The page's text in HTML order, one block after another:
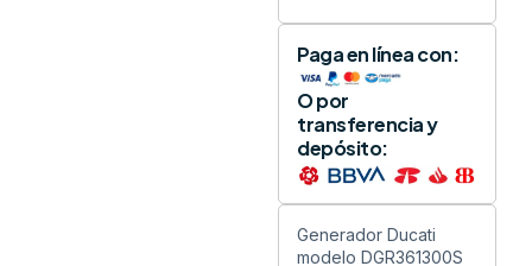
Paga en línea con:
O por
transferencia y
depósito:
Generador Ducati
modelo DGR361300S